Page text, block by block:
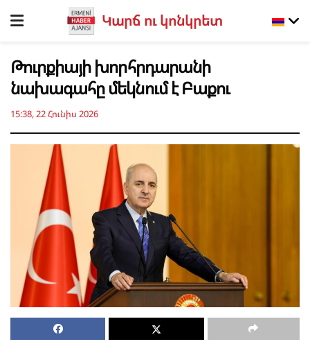
Կարճ ու կոնկրետ
Թուրքիայի խորհրդարանի
նախագահը մեկնում է Բաքու
15:38, 22 Հունիս 2026